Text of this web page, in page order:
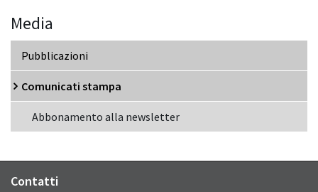
Media
Pubblicazioni
Comunicati stampa
Abbonamento alla newsletter
Contatti